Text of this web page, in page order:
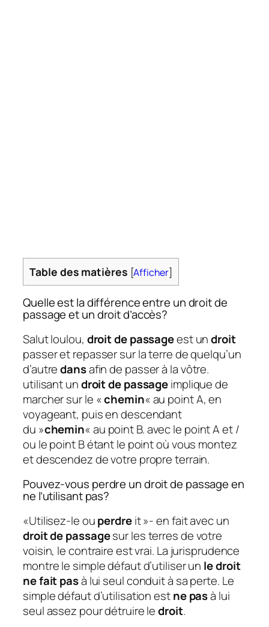
Table des matières [Afficher]
Quelle est la différence entre un droit de
passage et un droit d’accès?
Salut loulou, droit de passageest undroit
passer et repasser sur la terre de quelqu’un
d’autredansafin de passer à la vôtre.
utilisant undroit de passageimplique de
marcher sur le «chemin« au point A, en
voyageant, puis en descendant
du »chemin« au point B. avec le point A et /
ou le point B étant le point où vous montez
et descendez de votre propre terrain.
Pouvez-vous perdre un droit de passage en
ne l’utilisant pas?
«Utilisez-le ouperdreit »- en fait avec un
droit de passagesur les terres de votre
voisin, le contraire est vrai. La jurisprudence
montre le simple défaut d’utiliser un le droit
ne fait pasà lui seul conduit à sa perte. Le
simple défaut d’utilisation estne pasà lui
seul assez pour détruire ledroit.